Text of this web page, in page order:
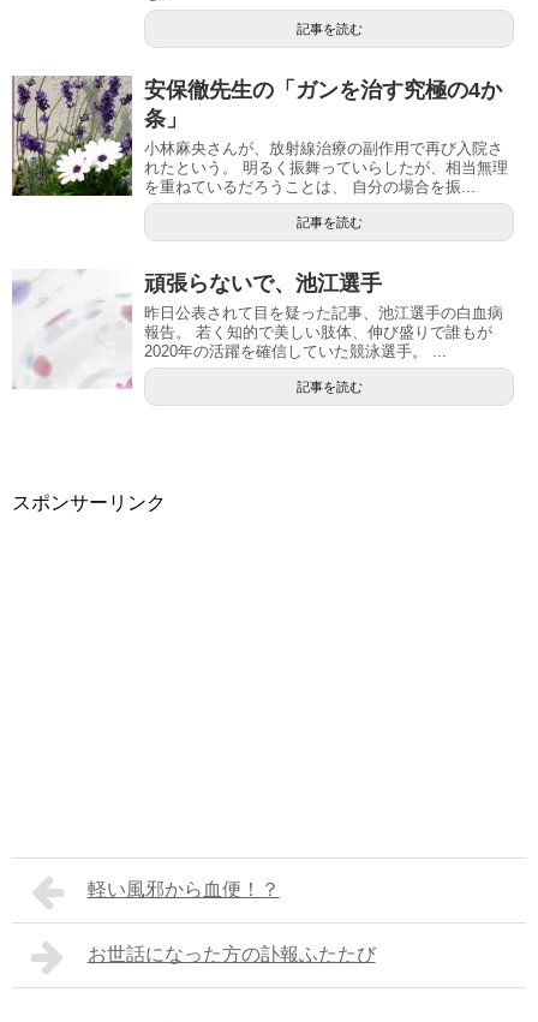
記事を読む
安保徹先生の「ガンを治す究極の4か
条」
小林麻央さんが、放射線治療の副作用で再び入院さ
れたという。 明るく振舞っていらしたが、相当無理
を重ねているだろうことは、 自分の場合を振...
記事を読む
頑張らないで、池江選手
昨日公表されて目を疑った記事、池江選手の白血病
報告。 若く知的で美しい肢体、伸び盛りで誰もが
2020年の活躍を確信していた競泳選手。 ...
記事を読む
スポンサーリンク
軽い風邪から血便！？
お世話になった方の訃報ふたたび